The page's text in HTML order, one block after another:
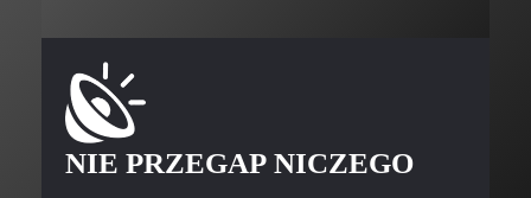
NIE PRZEGAP NICZEGO